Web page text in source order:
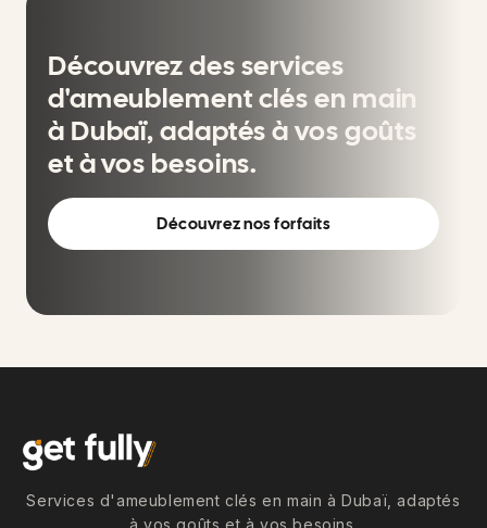
Découvrez des services
d'ameublement clés en main
à Dubaï, adaptés à vos goûts
et à vos besoins.
Découvrez nos forfaits
Services d'ameublement clés en main à Dubaï, adaptés
à vos goûts et à vos besoins.